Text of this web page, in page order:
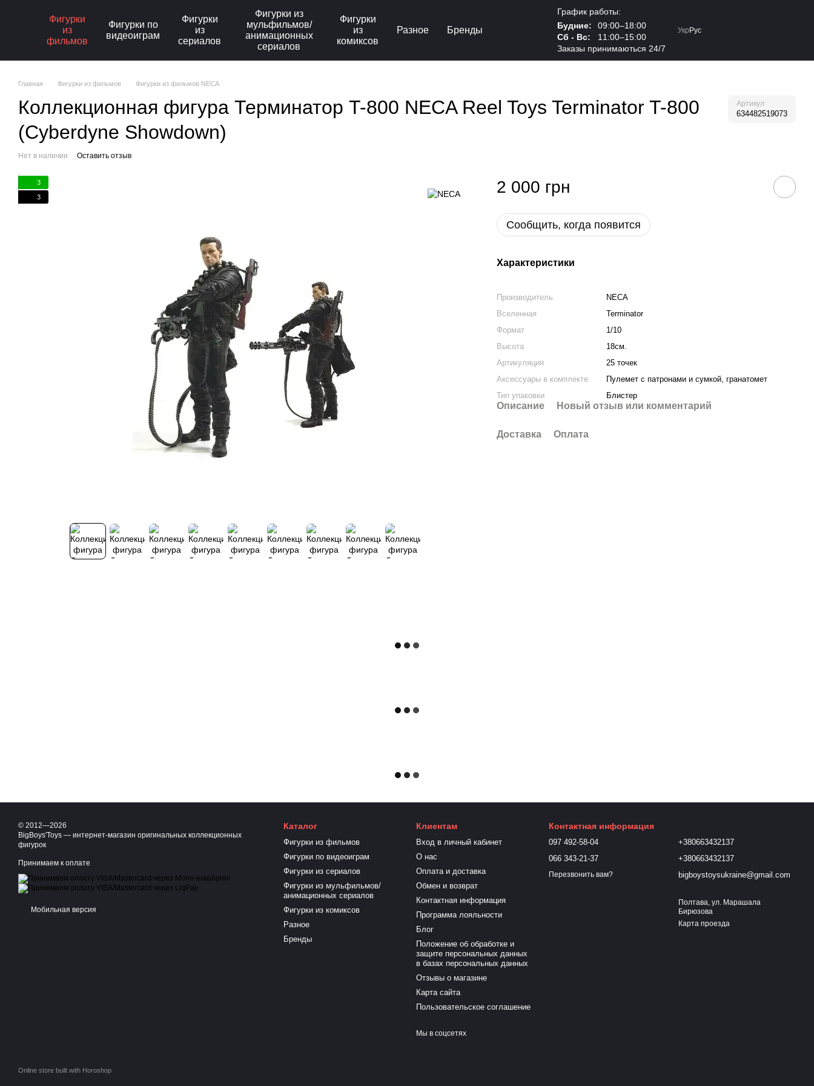
Фигурки
из
фильмов
Фигурки по
видеоиграм
Фигурки
из
сериалов
Фигурки из
мульфильмов/
анимационных
сериалов
Фигурки
из
комиксов
Разное Бренды
График работы:
Будние:
09:00–18:00
Сб - Вс:
11:00–15:00
Заказы принимаються 24/7
Укр Рус
Главная Фигурки из фильмов Фигурки из фильмов NECA
Коллекционная фигура Терминатор T-800 NECA Reel Toys Terminator T-800
(Cyberdyne Showdown)
Артикул
634482519073
Нет в наличии Оставить отзыв
3
3
2 000 грн
Сообщить, когда появится
Характеристики
Производитель
NECA
Вселенная
Terminator
Формат
1/10
Высота
18см.
Артикуляция
25 точек
Аксессуары в комплекте
Пулемет с патронами и сумкой, гранатомет
Тип упаковки
Блистер
Описание Новый отзыв или комментарий
Доставка Оплата
© 2012—2026
BigBoys'Toys — интернет-магазин оригинальных коллекционных
фигурок
Принимаем к оплате
Мобильная версия
Online store built with Horoshop
Каталог
Фигурки из фильмов
Фигурки по видеоиграм
Фигурки из сериалов
Фигурки из мульфильмов/
анимационных сериалов
Фигурки из комиксов
Разное
Бренды
Клиентам
Вход в личный кабинет
О нас
Оплата и доставка
Обмен и возврат
Контактная информация
Программа лояльности
Блог
Положение об обработке и
защите персональных данных
в базах персональных данных
Отзывы о магазине
Карта сайта
Пользовательское соглашение
Мы в соцсетях
Контактная информация
097 492-58-04
066 343-21-37
Перезвонить вам?
+380663432137
+380663432137
bigboystoysukraine@gmail.com
Полтава, ул. Марашала
Бирюзова
Карта проезда